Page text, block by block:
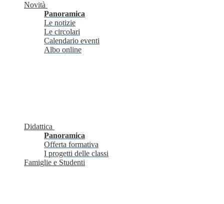
Novità
Panoramica
Le notizie
Le circolari
Calendario eventi
Albo online
Didattica
Panoramica
Offerta formativa
I progetti delle classi
Famiglie e Studenti